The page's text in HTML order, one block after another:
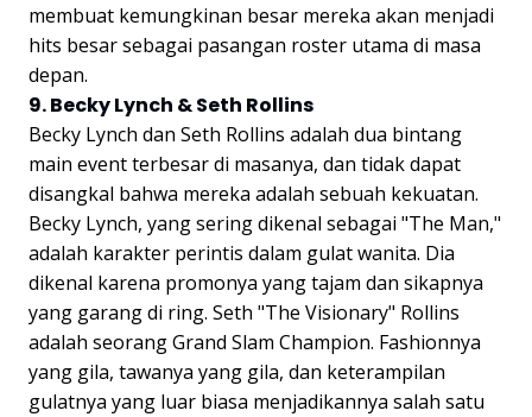
membuat kemungkinan besar mereka akan menjadi
hits besar sebagai pasangan roster utama di masa
depan.
9. Becky Lynch & Seth Rollins
Becky Lynch dan Seth Rollins adalah dua bintang
main event terbesar di masanya, dan tidak dapat
disangkal bahwa mereka adalah sebuah kekuatan.
Becky Lynch, yang sering dikenal sebagai "The Man,"
adalah karakter perintis dalam gulat wanita. Dia
dikenal karena promonya yang tajam dan sikapnya
yang garang di ring. Seth "The Visionary" Rollins
adalah seorang Grand Slam Champion. Fashionnya
yang gila, tawanya yang gila, dan keterampilan
gulatnya yang luar biasa menjadikannya salah satu